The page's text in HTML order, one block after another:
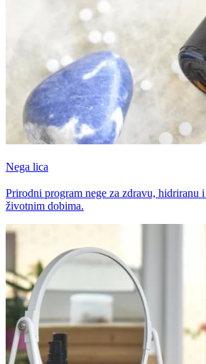
Nega lica
Prirodni program nege za zdravu, hidriranu
životnim dobima.